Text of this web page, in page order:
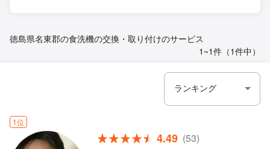
徳島県名東郡の食洗機の交換・取り付けのサービス
1~1件（1件中）
1位
4.49 (53)